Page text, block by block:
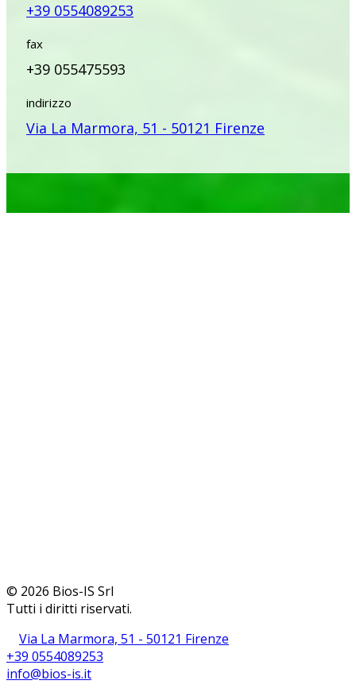
+39 0554089253
fax
+39 055475593
indirizzo
Via La Marmora, 51 - 50121 Firenze
© 2026 Bios-IS Srl
Tutti i diritti riservati.
Via La Marmora, 51 - 50121 Firenze
+39 0554089253
info@bios-is.it